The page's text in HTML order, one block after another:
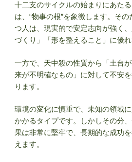
事/
恋
愛/
相
十二支のサイクルの始まりにあた
は、“物事の根”を象徴します。そ
つ人は、現実的で安定志向が強く
づくり」「形を整えること」に優れ
一方で、天中殺の性質から「土台
来が不明確なもの」に対して不安
ります。
環境の変化に慎重で、未知の領域
かかるタイプです。しかしその分
果は非常に堅牢で、長期的な成功
えます。